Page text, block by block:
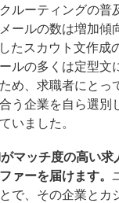
ルーティングの普
ールの数は増加傾
たスカウト文作成
ルの多くは定型文
め、求職者にとっ
う企業を自ら選別
いました。
マッチ度の高い求
ァーを届けます。
で、その企業とカ